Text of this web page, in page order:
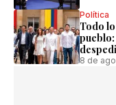
Política
Todo
pueblo:
8 de